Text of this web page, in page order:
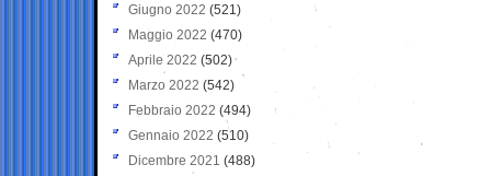
Giugno 2022 (521)
Maggio 2022 (470)
Aprile 2022 (502)
Marzo 2022 (542)
Febbraio 2022 (494)
Gennaio 2022 (510)
Dicembre 2021 (488)